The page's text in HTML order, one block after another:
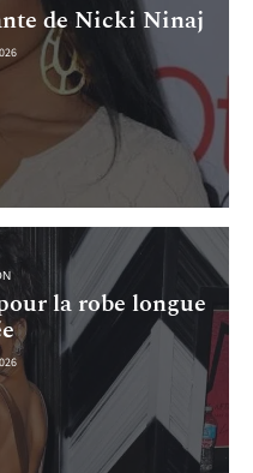
de Nicki Ninaj
la robe longue